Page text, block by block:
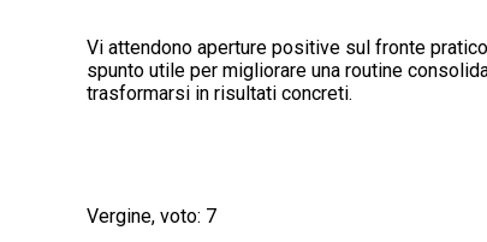
Vi attendono aperture positive sul fronte
spunto utile per migliorare una routine
trasformarsi in risultati concreti.
Vergine, voto: 7